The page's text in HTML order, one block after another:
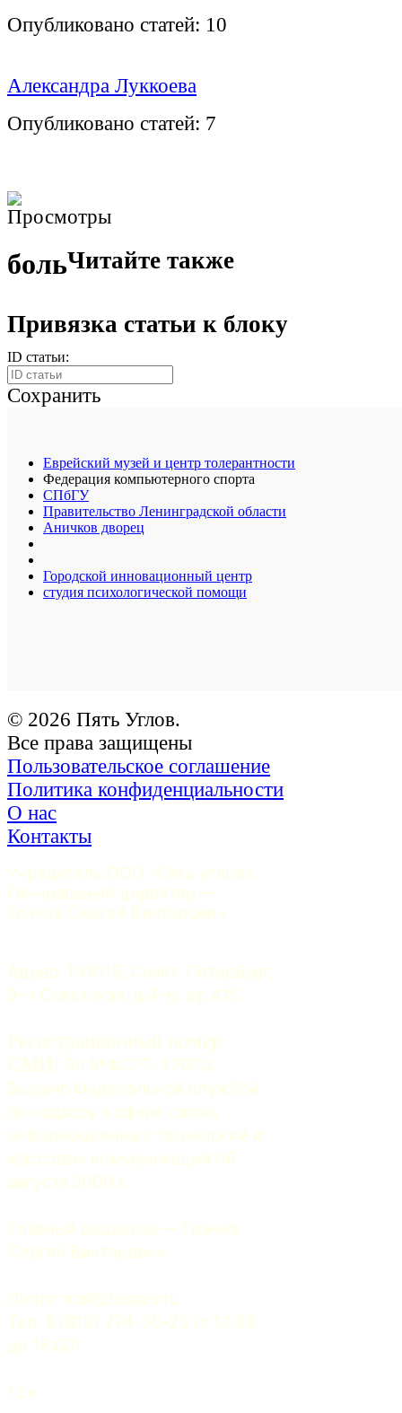
Опубликовано статей: 10
Александра Луккоева
Опубликовано статей: 7
больЧитайте также
Привязка статьи к блоку
ID статьи:
Сохранить
Еврейский музей и центр толерантности
Федерация компьютерного спорта
СПбГУ
Правительство Ленинградской области
Аничков дворец
Городской инновационный центр
студия психологической помощи
© 2026 Пять Углов.
Все права защищены
Пользовательское соглашение
Политика конфиденциальности
О нас
Контакты
Учредитель ООО «Пять углов».
Генеральный директор —
Грачев Сергей Викторович
Адрес: 191015, Санкт-Петербург,
9-я Советская, д.4-6, оф.415
Регистрационный номер
СМИ: Эл №ФС77-37070.
Выдано Федеральной службой
по надзору в сфере связи,
информационных технологий и
массовых коммуникаций 06
августа 2009 г.
Главный редактор — Грачев
Сергей Викторович.
Почта: mail@5uglov.ru
Тел. 8 (812) 274-35-25 (c 12.00
до 18.00)
12+